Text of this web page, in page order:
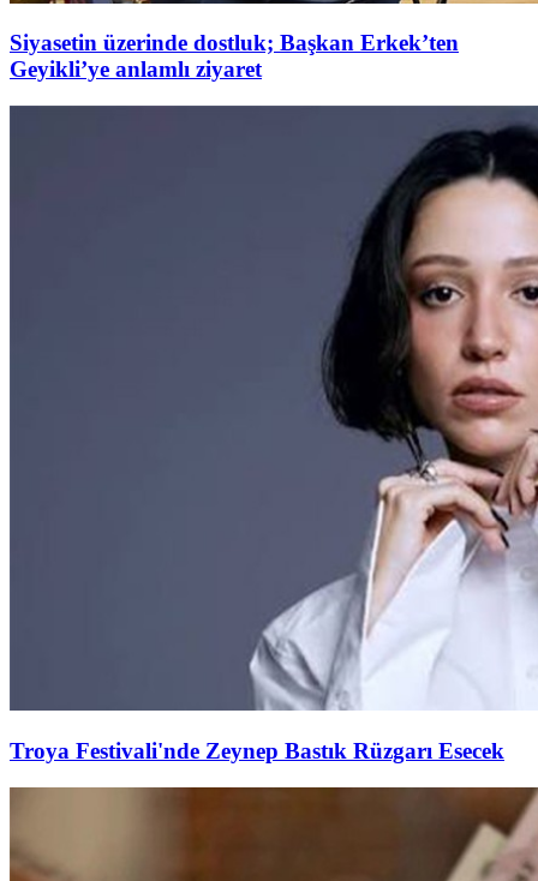
Siyasetin üzerinde dostluk; Başkan Erkek’ten
Geyikli’ye anlamlı ziyaret
Troya Festivali'nde Zeynep Bastık Rüzgarı Esecek